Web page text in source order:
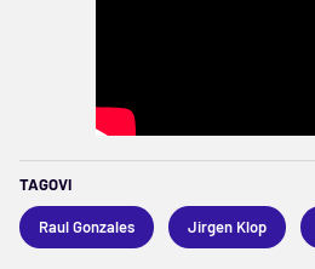
TAGOVI
Raul Gonzales Jirgen Klop